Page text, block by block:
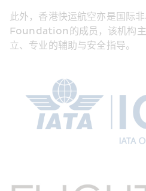
此外，香港快运航空亦是国
Foundation的成员，该机构主
立、专业的辅助与安全指导。